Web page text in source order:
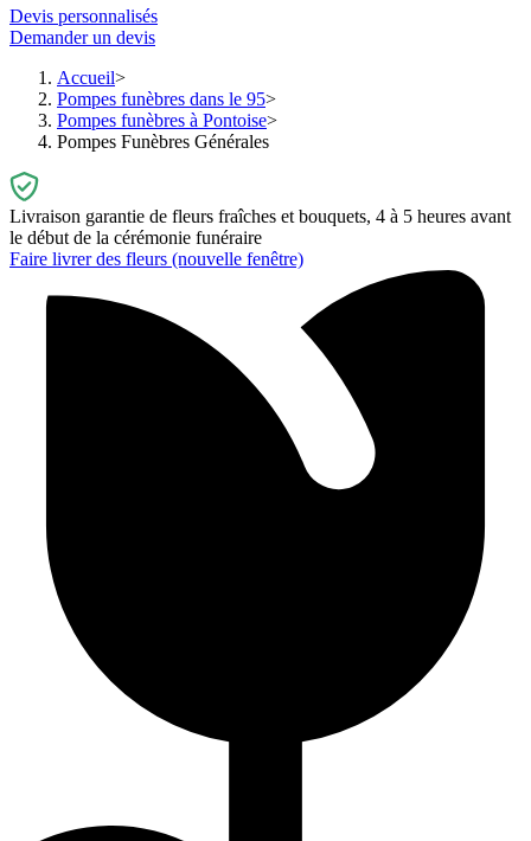
Devis personnalisés
Demander un devis
Accueil
Pompes funèbres dans le 95
Pompes funèbres à Pontoise
Pompes Funèbres Générales
Livraison garantie de fleurs fraîches et bouquets, 4 à 5 heures avant
le début de la cérémonie funéraire
Faire livrer des fleurs (nouvelle fenêtre)